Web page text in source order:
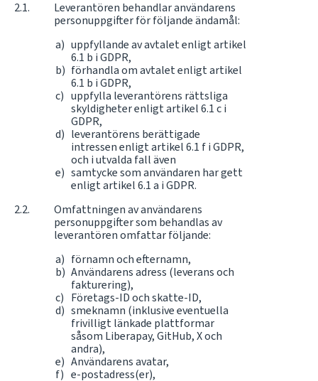
Leverantören behandlar användarens
personuppgifter för följande ändamål:
uppfyllande av avtalet enligt artikel
6.1 b i GDPR,
förhandla om avtalet enligt artikel
6.1 b i GDPR,
uppfylla leverantörens rättsliga
skyldigheter enligt artikel 6.1 c i
GDPR,
leverantörens berättigade
intressen enligt artikel 6.1 f i GDPR,
och i utvalda fall även
samtycke som användaren har gett
enligt artikel 6.1 a i GDPR.
Omfattningen av användarens
personuppgifter som behandlas av
leverantören omfattar följande:
förnamn och efternamn,
Användarens adress (leverans och
fakturering),
Företags-ID och skatte-ID,
smeknamn (inklusive eventuella
frivilligt länkade plattformar
såsom Liberapay, GitHub, X och
andra),
Användarens avatar,
e-postadress(er),